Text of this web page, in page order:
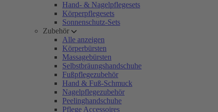
Hand- & Nagelpflegesets
Körperpflegesets
Sonnenschutz-Sets
Zubehör
Alle anzeigen
Körperbürsten
Massagebürsten
Selbstbräungshandschuhe
Fußpflegezubehör
Hand & Fuß-Schmuck
Nagelpflegezubehör
Peelinghandschuhe
Pflege Accessoires